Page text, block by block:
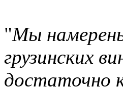
"Мы
грузинских
достаточно